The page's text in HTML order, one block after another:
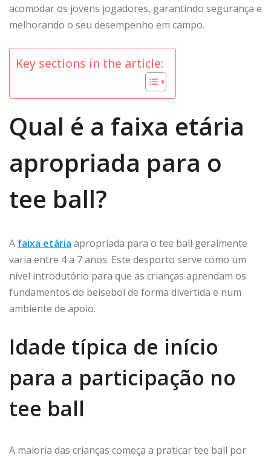
acomodar os jovens jogadores, garantindo segurança e
melhorando o seu desempenho em campo.
Key sections in the article:
Qual é a faixa etária
apropriada para o
tee ball?
A faixa etária apropriada para o tee ball geralmente
varia entre 4 a 7 anos. Este desporto serve como um
nível introdutório para que as crianças aprendam os
fundamentos do beisebol de forma divertida e num
ambiente de apoio.
Idade típica de início
para a participação no
tee ball
A maioria das crianças começa a praticar tee ball por